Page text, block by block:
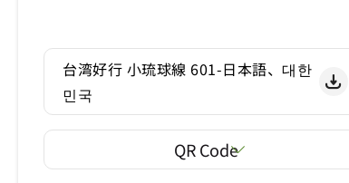
台湾好行 小琉球線 601-日本語、대한
민국
QR Code